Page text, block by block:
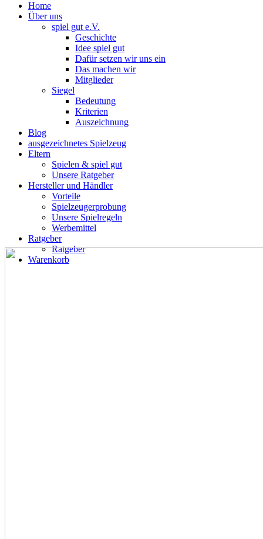
Home
Über uns
spiel gut e.V.
Geschichte
Idee spiel gut
Dafür setzen wir uns ein
Das machen wir
Mitglieder
Siegel
Bedeutung
Kriterien
Auszeichnung
Blog
ausgezeichnetes Spielzeug
Eltern
Spielen & spiel gut
Unsere Ratgeber
Hersteller und Händler
Vorteile
Spielzeugerprobung
Unsere Spielregeln
Werbemittel
Ratgeber
Ratgeber
Warenkorb